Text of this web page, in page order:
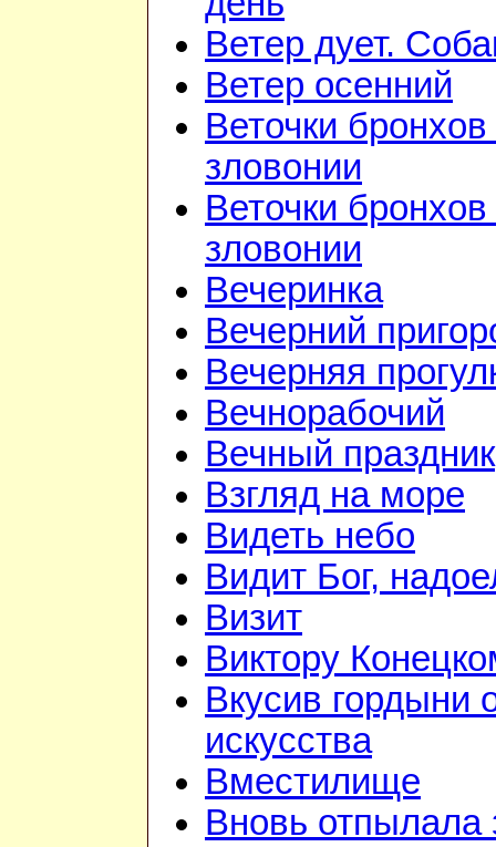
Ветер дует.
Ветер осенний
Веточки
зловонии
Веточки
зловонии
Вечеринка
Вечерний
Вечерняя
Вечнорабочий
Вечный праздник
Взгляд на море
Видеть небо
Видит Бог,
Визит
Виктору
Вкусив гордыни
искусства
Вместилище
Вновь отпылала